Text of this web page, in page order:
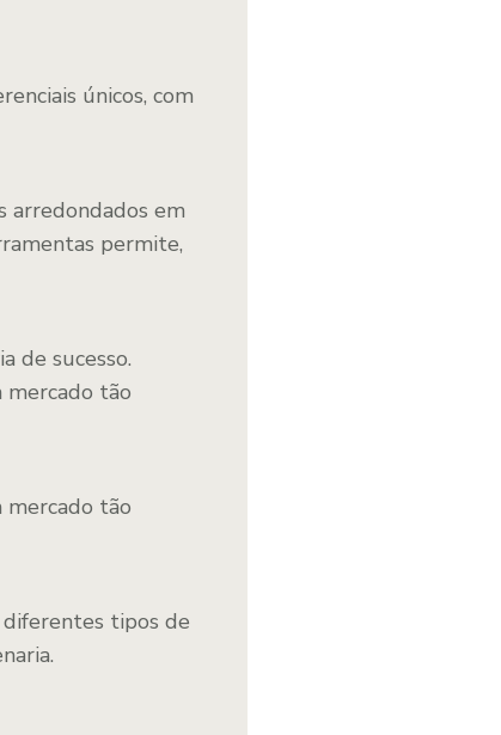
únicos, com
arredondados em
permite,
de sucesso.
tão
tão
diferentes tipos de